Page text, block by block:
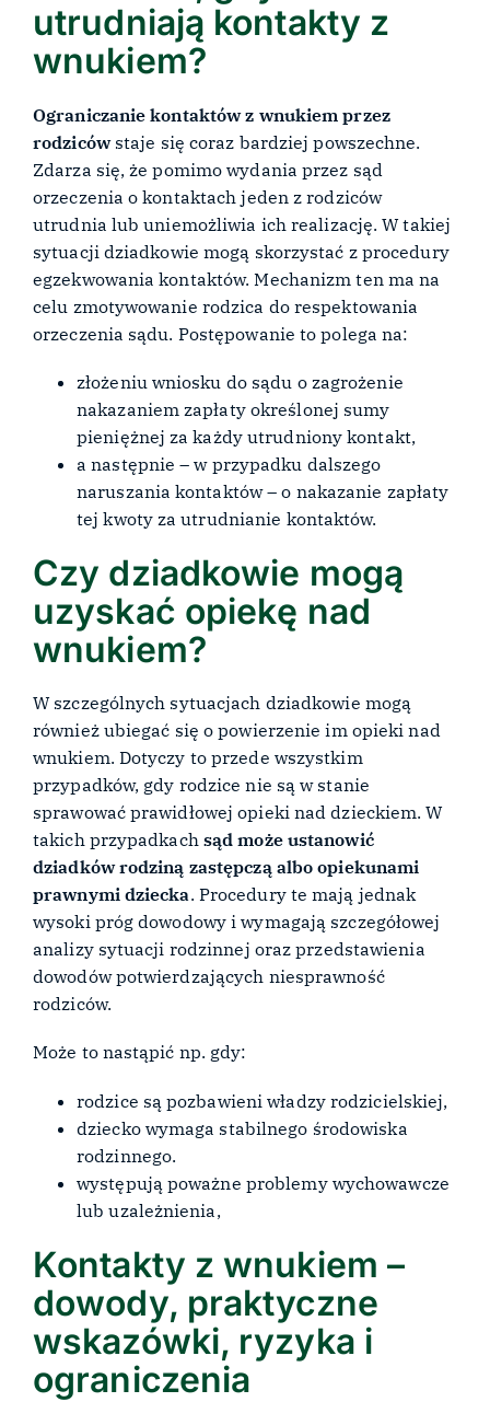
utrudniają kontakty z
wnukiem?
Ograniczanie kontaktów z wnukiem przez
rodzicówstaje się coraz bardziej powszechne.
Zdarza się, że pomimo wydania przez sąd
orzeczenia o kontaktach jeden z rodziców
utrudnia lub uniemożliwia ich realizację. W takiej
sytuacji dziadkowie mogą skorzystać z procedury
egzekwowania kontaktów. Mechanizm ten ma na
celu zmotywowanie rodzica do respektowania
orzeczenia sądu. Postępowanie to polega na:
złożeniu wniosku do sądu o zagrożenie
nakazaniem zapłaty określonej sumy
pieniężnej za każdy utrudniony kontakt,
a następnie – w przypadku dalszego
naruszania kontaktów – o nakazanie zapłaty
tej kwoty za utrudnianie kontaktów.
Czy dziadkowie mogą
uzyskać opiekę nad
wnukiem?
W szczególnych sytuacjach dziadkowie mogą
również ubiegać się o powierzenie im opieki nad
wnukiem. Dotyczy to przede wszystkim
przypadków, gdy rodzice nie są w stanie
sprawować prawidłowej opieki nad dzieckiem. W
takich przypadkach sąd może ustanowić
dziadków rodziną zastępczą albo opiekunami
prawnymi dziecka. Procedury te mają jednak
wysoki próg dowodowy i wymagają szczegółowej
analizy sytuacji rodzinnej oraz przedstawienia
dowodów potwierdzających niesprawność
rodziców.
Może to nastąpić np. gdy:
rodzice są pozbawieni władzy rodzicielskiej,
dziecko wymaga stabilnego środowiska
rodzinnego.
występują poważne problemy wychowawcze
lub uzależnienia,
Kontakty z wnukiem –
dowody, praktyczne
wskazówki, ryzyka i
ograniczenia